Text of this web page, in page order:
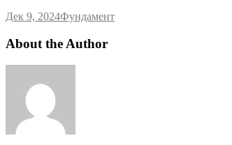
Дек 9, 2024Фундамент
About the Author